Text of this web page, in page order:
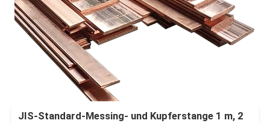
JIS-Standard-Messing- und Kupferstange 1 m, 2